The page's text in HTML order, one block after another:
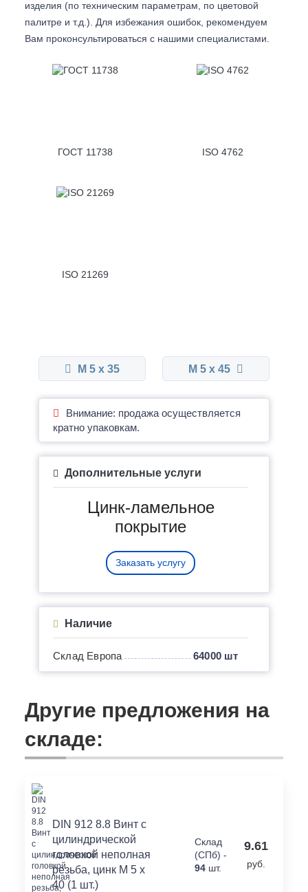
изделия (по техническим параметрам, по цветовой
палитре и т.д.). Для избежания ошибок, рекомендуем
Вам проконсультироваться с нашими специалистами.
ГОСТ 11738 ISO 4762
ISO 21269
М 5 x 35 М 5 x 45
Внимание: продажа осуществляется
кратно упаковкам.
Дополнительные услуги
Цинк-ламельное
покрытие
Заказать услугу
Наличие
Склад Европа 64000 шт
Другие предложения на
складе:
DIN 912 8.8 Винт с
цилиндрической
головкой неполная
резьба, цинк M 5 x
40 (1 шт.)
Склад
(СПб) -
94 шт.
9.61
руб.